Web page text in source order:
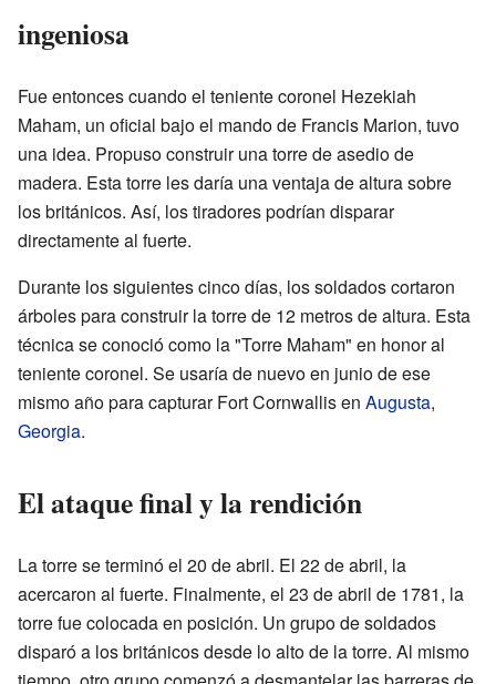
ingeniosa
Fue entonces cuando el teniente coronel Hezekiah
Maham, un oficial bajo el mando de Francis Marion, tuvo
una idea. Propuso construir una torre de asedio de
madera. Esta torre les daría una ventaja de altura sobre
los británicos. Así, los tiradores podrían disparar
directamente al fuerte.
Durante los siguientes cinco días, los soldados cortaron
árboles para construir la torre de 12 metros de altura. Esta
técnica se conoció como la "Torre Maham" en honor al
teniente coronel. Se usaría de nuevo en junio de ese
mismo año para capturar Fort Cornwallis en Augusta,
Georgia.
El ataque final y la rendición
La torre se terminó el 20 de abril. El 22 de abril, la
acercaron al fuerte. Finalmente, el 23 de abril de 1781, la
torre fue colocada en posición. Un grupo de soldados
disparó a los británicos desde lo alto de la torre. Al mismo